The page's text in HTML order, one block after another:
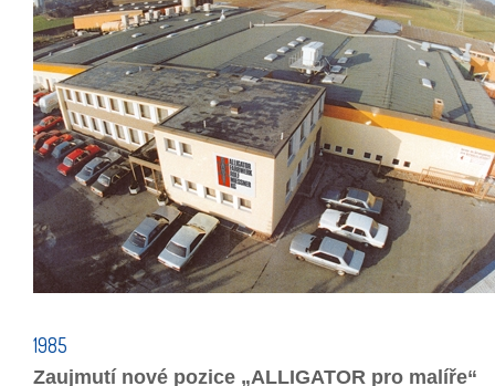
1985
Zaujmutí nové pozice „ALLIGATOR pro malíře“